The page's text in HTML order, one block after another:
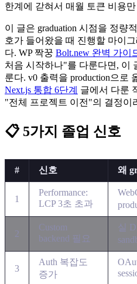
한계에 갇혀서 매월 토큰 비용
이 글은 graduation 시점을 정량
호가 들어왔을 때 진행할 마이
다. WP 짝꿍 Bolt.new 완벽 가이
처음 시작하나"를 다룬다면, 이
룬다. v0 출력을 production으로
Next.js 통합 6단계 글에서 다룬
"전체 프로젝트 이전"의 결정이
📋 5가지 졸업 신호
# 신호 왜
1
Performance:
LCP 3초 초과
2
Custom
backend 필요
실
3
Auth 복잡도
증가